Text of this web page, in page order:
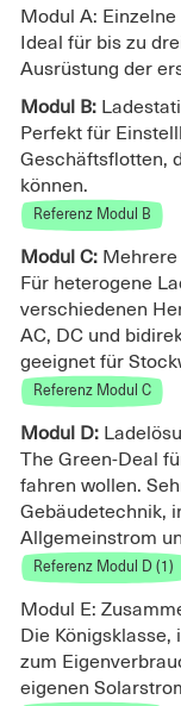
Modul A:
Ideal für bis zu
Ausrüstung der
Modul B:
Perfekt für
Geschäftsflotten,
können.
Referenz Modul B
Modul C:
Für heterogene
verschiedenen
AC, DC und
geeignet für
Referenz Modul C
Modul D:
The Green-Deal
fahren wollen.
Gebäudetechnik,
Allgemeinstrom
Referenz Modul D (1)
Modul E:
Die
zum
eigenen